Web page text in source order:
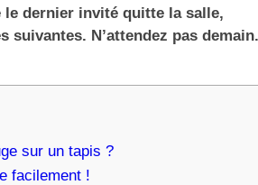
dernier invité quitte la salle,
suivantes. N’attendez pas
sur un tapis ?
facilement !